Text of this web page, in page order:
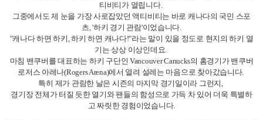
티비티가 열립니다.
그중에서도 제 눈을 가장 사로잡았던 액티비티는 바로 캐나다의 국민 스포
츠, '하키 경기 관람'이었습니다.
"캐나다 하면 하키, 하키 하면 캐나다!"라는 말이 있을 정도로 현지의 하키 열
기는 상상 이상인데요.
마침 밴쿠버를 대표하는 하키 구단인 Vancouver Canucks의 홈경기가 밴쿠버
로저스 아레나(Rogers Arena)에서 열려 설레는 마음으로 찾아갔습니다.
특히 제가 관람한 날은 시즌의 마지막 경기일이라 그런지,
경기장 전체가 터질 듯한 열기와 팬들의 함성으로 가득 차 있어 더욱 특별하
고 짜릿한 경험이었습니다.